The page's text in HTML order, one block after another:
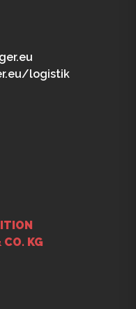
logistik
CO. KG